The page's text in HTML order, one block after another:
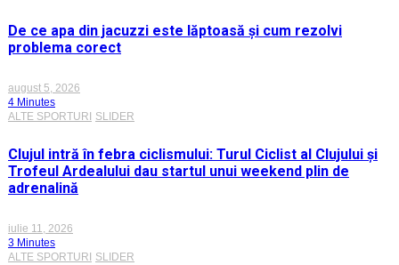
De ce apa din jacuzzi este lăptoasă și cum rezolvi
problema corect
august 5, 2026
4 Minutes
ALTE SPORTURI SLIDER
Clujul intră în febra ciclismului: Turul Ciclist al Clujului și
Trofeul Ardealului dau startul unui weekend plin de
adrenalină
iulie 11, 2026
3 Minutes
ALTE SPORTURI
SLIDER